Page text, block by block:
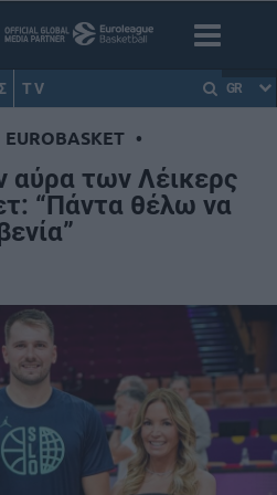
TV GR
EUROBASKET •
αύρα των Λέικερς
“Πάντα θέλω να